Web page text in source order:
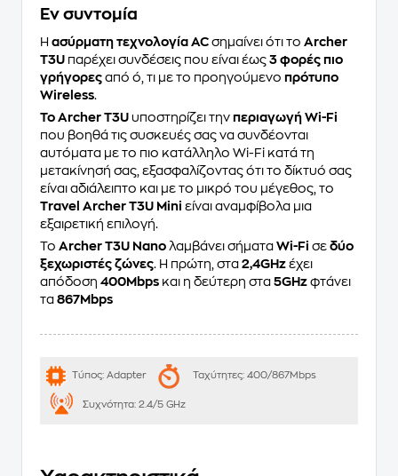
Eν συντομία
Η ασύρματη τεχνολογία AC σημαίνει ότι το Archer
T3U παρέχει συνδέσεις που είναι έως 3 φορές πιο
γρήγορες από ό, τι με το προηγούμενο πρότυπο
Wireless.
Το Archer T3U υποστηρίζει την περιαγωγή Wi-Fi
που βοηθά τις συσκευές σας να συνδέονται
αυτόματα με το πιο κατάλληλο Wi-Fi κατά τη
μετακίνησή σας, εξασφαλίζοντας ότι το δίκτυό σας
είναι αδιάλειπτο και με το μικρό του μέγεθος, το
Travel Archer T3U Mini είναι αναμφίβολα μια
εξαιρετική επιλογή.
Το Archer T3U Nano λαμβάνει σήματα Wi-Fi σε δύο
ξεχωριστές ζώνες. Η πρώτη, στα 2,4GHz έχει
απόδοση 400Mbps και η δεύτερη στα 5GHz φτάνει
τα 867Mbps
Τύπος: Adapter Ταχύτητες: 400/867Mbps
Συχνότητα: 2.4/5 GHz